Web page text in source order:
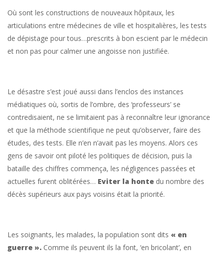
Où sont les constructions de nouveaux hôpitaux, les
articulations entre médecines de ville et hospitalières, les tests
de dépistage pour tous…prescrits à bon escient par le médecin
et non pas pour calmer une angoisse non justifiée.
Le désastre s’est joué aussi dans l’enclos des instances
médiatiques où, sortis de l’ombre, des ‘professeurs’ se
contredisaient, ne se limitaient pas à reconnaître leur ignorance
et que la méthode scientifique ne peut qu’observer, faire des
études, des tests. Elle n’en n’avait pas les moyens. Alors ces
gens de savoir ont piloté les politiques de décision, puis la
bataille des chiffres commença, les négligences passées et
actuelles furent oblitérées… Eviter la honte du nombre des
décès supérieurs aux pays voisins était la priorité.
Les soignants, les malades, la population sont dits « en
guerre ». Comme ils peuvent ils la font, ‘en bricolant’, en